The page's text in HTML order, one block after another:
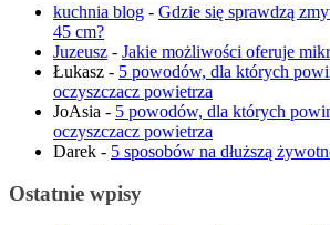
kuchnia blog - Gdzie się sprawdzą
45 cm?
Juzeusz - Jakie możliwości oferuje
Łukasz - 5 powodów, dla których
oczyszczacz powietrza
JoAsia - 5 powodów, dla których
oczyszczacz powietrza
Darek - 5 sposobów na dłuższą
Ostatnie wpisy